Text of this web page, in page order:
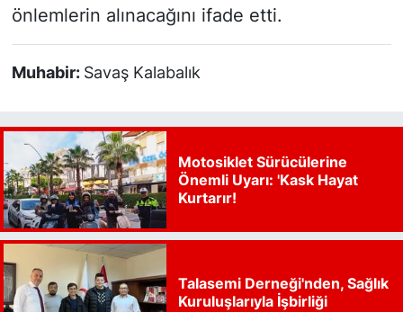
önlemlerin alınacağını ifade etti.
Muhabir: Savaş Kalabalık
Motosiklet Sürücülerine
Önemli Uyarı: 'Kask Hayat
Kurtarır!
Talasemi Derneği'nden, Sağlık
Kuruluşlarıyla İşbirliği